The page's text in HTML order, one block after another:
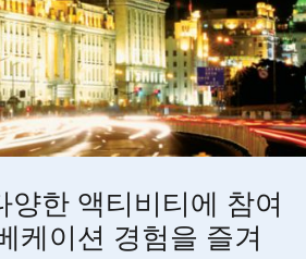
양한 액티비티에 참여
케이션 경험을 즐겨